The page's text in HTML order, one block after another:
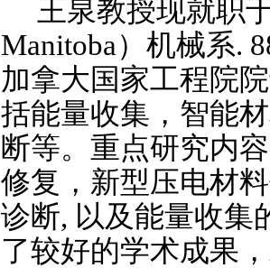
王泉教授现就职
Manitoba）机械系.
加拿大国家工程院
括能量收集，智能
断等。重点研究内
修复，新型压电材
诊断, 以及能量收集
了较好的学术成果，